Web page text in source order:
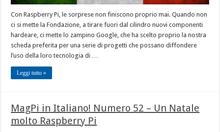
Con Raspberry Pi, le sorprese non finiscono proprio mai. Quando non
ci si mette la Fondazione, a tirare fuori dal cilindro nuovi componenti
hardeare, ci mette lo zampino Google, che ha scelto proprio la nostra
scheda preferita per una serie di progetti che possano diffondere
l’uso della loro tecnologia di …
Leggi tutto »
MagPi in Italiano! Numero 52 – Un Natale
molto Raspberry Pi